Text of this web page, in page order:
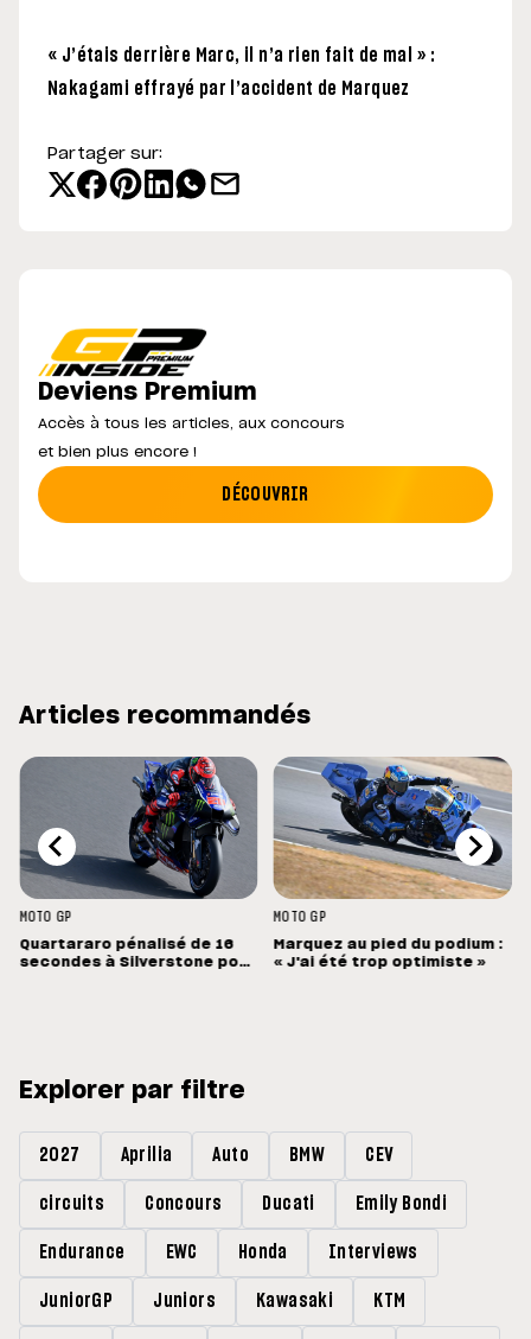
« J’étais derrière Marc, il n’a rien fait de mal » :
Nakagami effrayé par l’accident de Marquez
Partager sur:
Deviens Premium
Accès à tous les articles, aux concours
et bien plus encore !
DÉCOUVRIR
Articles recommandés
MOTO GP
Quartararo pénalisé de 16
secondes à Silverstone pour
MOTO GP
Marquez au pied du podium :
« J'ai été trop optimiste »
Explorer par filtre
2027 Aprilia Auto BMW CEV
circuits Concours Ducati Emily Bondi
Endurance EWC Honda Interviews
JuniorGP Juniors Kawasaki KTM